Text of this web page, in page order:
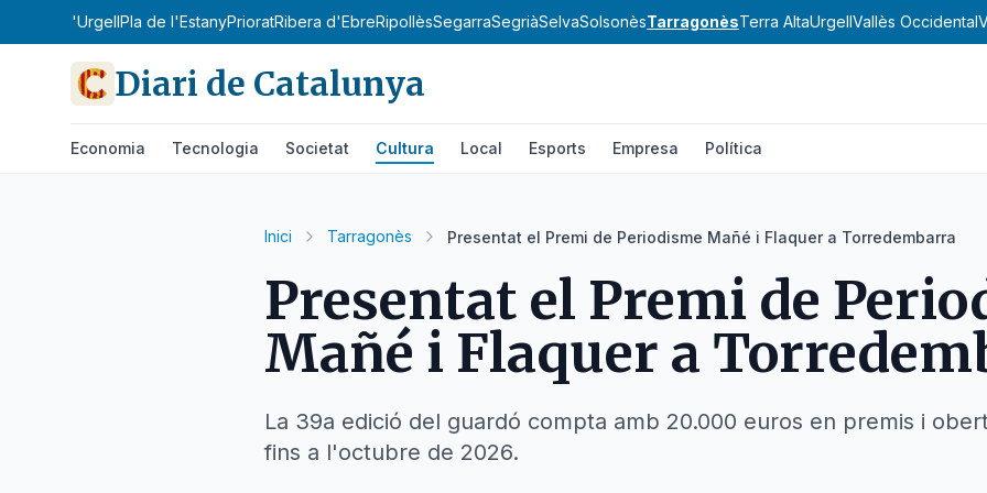
Pla d'UrgellPla de l'EstanyPrioratRibera d'EbreRipollèsSegarraSegriàSelvaSolsonèsTarragonèsTerra AltaUrgellVallès Occidental
Diari de Catalunya
Economia Tecnologia Societat Cultura Local Esports Empresa Política
Inici Tarragonès Presentat el Premi de Periodisme Mañé i Flaquer a Torredembarra
Presentat el Premi de
Mañé i Flaquer a
La 39a edició del guardó compta amb 20.000 euros en premis i
fins a l'octubre de 2026.